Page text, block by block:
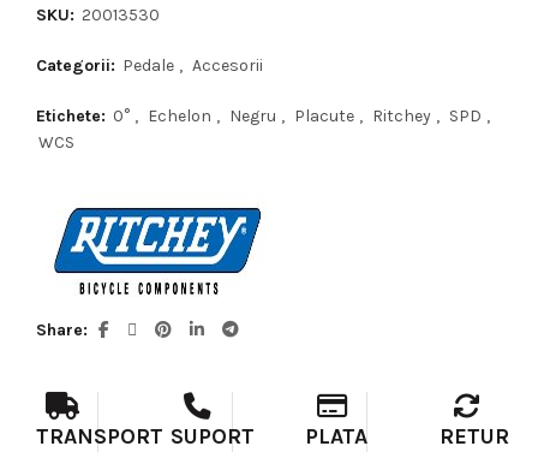
SKU: 20013530
Categorii: Pedale , Accesorii
Etichete: 0° , Echelon , Negru , Placute , Ritchey , SPD ,
WCS
Share
TRANSPORT SUPORT
PLATA
RETUR